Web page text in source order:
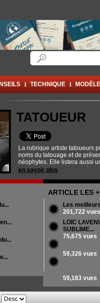
TECHNIQUE
TATOUEUR
La rubrique artiste tatoueurs
noms du tatouage et de
néophytes. Elle listera aussi
reconnus pour leur qualité
en savoir plus
ARTICLE LES
Les
201,722 vues
LOÏC
SUBLIME...
75,675 vues
59,326 vues
59,183 vues